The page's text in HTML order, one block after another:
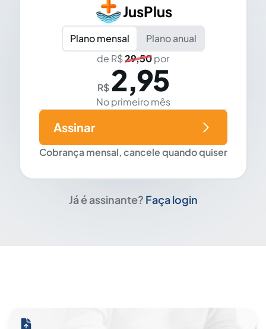
JusPlus
Plano mensal
Plano anual
de R$29,50por
R$ 2,95
No primeiro mês
Cobrança mensal, cancele quando quiser
Assinar
Já é assinante? Faça login